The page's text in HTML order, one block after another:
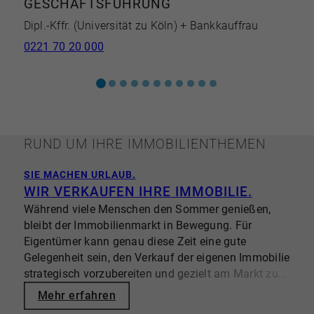
GESCHÄFTSFÜHRUNG
Dipl.-Kffr. (Universität zu Köln) + Bankkauffrau
0221 70 20 000
RUND UM IHRE IMMOBILIENTHEMEN
SIE MACHEN URLAUB.
WIR VERKAUFEN IHRE IMMOBILIE.
Während viele Menschen den Sommer genießen,
bleibt der Immobilienmarkt in Bewegung. Für
Eigentümer kann genau diese Zeit eine gute
Gelegenheit sein, den Verkauf der eigenen Immobilie
strategisch vorzubereiten und gezielt am Markt zu
platzieren. Entscheidend ist dabei nicht nur, dass
eine Immobilie sichtbar wird, sondern wie sie
Mehr erfahren